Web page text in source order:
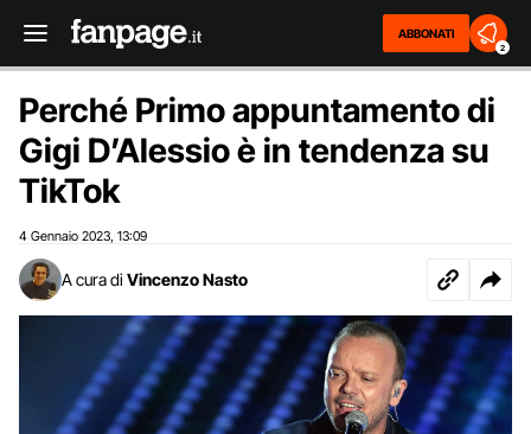
ABBONATI
2
Perché Primo appuntamento di
Gigi D’Alessio è in tendenza su
TikTok
4 Gennaio 2023 13:09
A cura di Vincenzo Nasto